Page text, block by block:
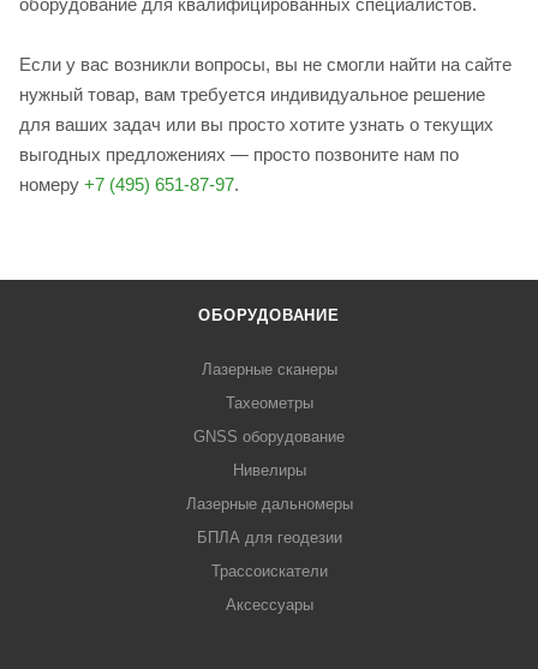
Если у вас возникли вопросы, вы не смогли найти на сайте
нужный товар, вам требуется индивидуальное решение
для ваших задач или вы просто хотите узнать о текущих
выгодных предложениях — просто позвоните нам по
номеру +7 (495) 651-87-97.
ОБОРУДОВАНИЕ
Лазерные сканеры
Тахеометры
GNSS оборудование
Нивелиры
Лазерные дальномеры
БПЛА для геодезии
Трассоискатели
Аксессуары